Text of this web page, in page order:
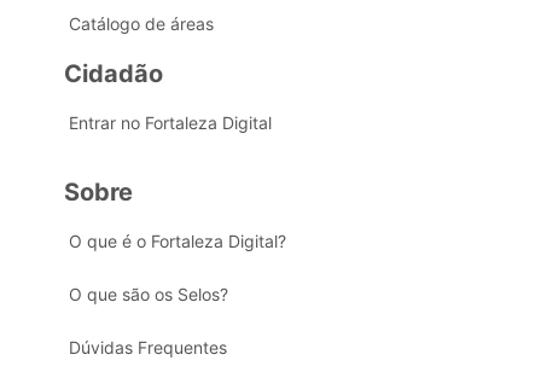
Catálogo de áreas
Cidadão
Entrar no Fortaleza Digital
Sobre
O que é o Fortaleza Digital?
O que são os Selos?
Dúvidas Frequentes